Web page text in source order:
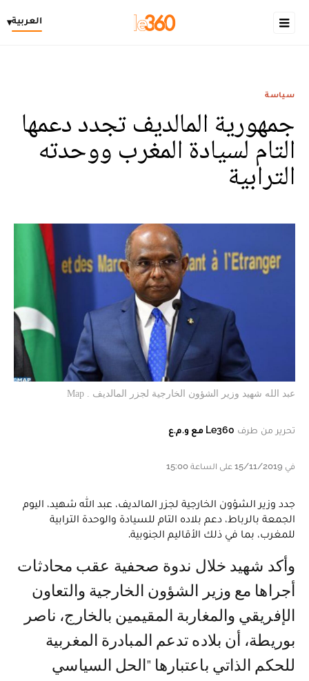
العربية▾
سياسة
جمهورية المالديف تجدد دعمها
التام لسيادة المغرب ووحدته
الترابية
عبد الله شهيد وزير الشؤون الخارجية لجزر المالديف . Map
تحرير من طرف Le360 مع و.م.ع
في 15/11/2019 على الساعة 15:00
جدد وزير الشؤون الخارجية لجزر المالديف، عبد الله شهيد، اليوم
الجمعة بالرباط، دعم بلاده التام للسيادة والوحدة الترابية
للمغرب، بما في ذلك الأقاليم الجنوبية.
وأكد شهيد خلال ندوة صحفية عقب محادثات
أجراها مع وزير الشؤون الخارجية والتعاون
الإفريقي والمغاربة المقيمين بالخارج، ناصر
بوريطة، أن بلاده تدعم المبادرة المغربية
للحكم الذاتي باعتبارها "الحل السياسي